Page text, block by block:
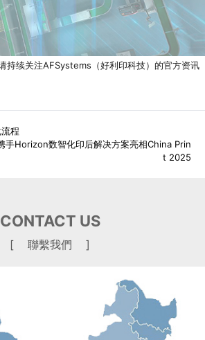
持续关注AFSystems（好利印科技）的官方资讯
程
手Horizon数智化印后解决方案亮相China Prin
t 2025
CONTACT US
[ 聯繫我們 ]